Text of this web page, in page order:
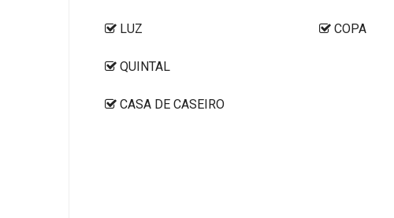
LUZ
QUINTAL
CASA DE CASEIRO
COPA